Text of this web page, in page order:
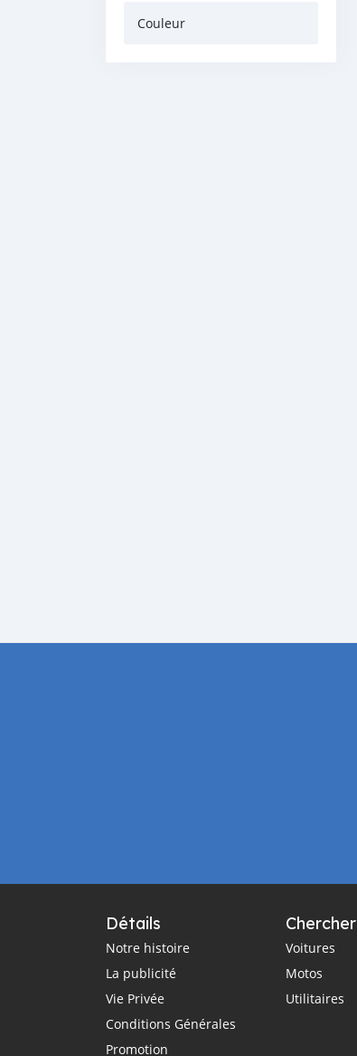
Couleur
Détails
Notre histoire
La publicité
Vie Privée
Conditions Générales
Promotion
Chercher
Voitures
Motos
Utilitaires